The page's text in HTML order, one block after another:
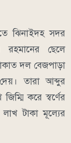
ঝিনাইদহ সদর
রহমানের ছেলে
দল বেজপাড়া
তারা আব্দুর
করে স্বর্ণের
টাকা মূল্যের